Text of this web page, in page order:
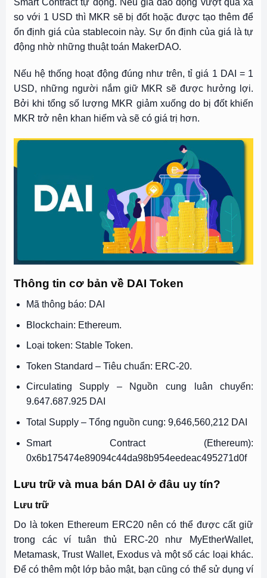
so với 1 USD thì MKR sẽ bị đốt hoặc được tạo thêm để
ổn định giá của stablecoin này. Sự ổn định của giá là tự
động nhờ những thuật toán MakerDAO.
Nếu hệ thống hoạt động đúng như trên, tỉ giá 1 DAI = 1
USD, những người nắm giữ MKR sẽ được hưởng lợi.
Bởi khi tổng số lượng MKR giảm xuống do bị đốt khiến
MKR trở nên khan hiếm và sẽ có giá trị hơn.
Thông tin cơ bản về DAI Token
Mã thông báo: DAI
Blockchain: Ethereum.
Loại token: Stable Token.
Token Standard – Tiêu chuẩn: ERC-20.
Circulating Supply – Nguồn cung luân chuyển:
9.647.687.925 DAI
Total Supply – Tổng nguồn cung: 9,646,560,212 DAI
Smart Contract (Ethereum):
0x6b175474e89094c44da98b954eedeac495271d0f
Lưu trữ và mua bán DAI ở đâu uy tín?
Lưu trữ
Do là token Ethereum ERC20 nên có thể được cất giữ
trong các ví tuân thủ ERC-20 như MyEtherWallet,
Metamask, Trust Wallet, Exodus và một số các loại khác.
Để có thêm một lớp bảo mật, bạn cũng có thể sử dụng ví